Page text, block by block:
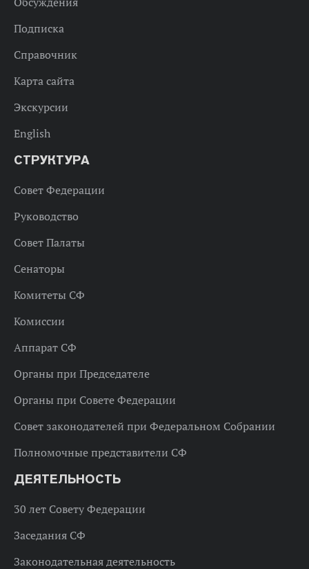
Подписка
Справочник
Карта сайта
Экскурсии
English
СТРУКТУРА
Совет Федерации
Руководство
Совет Палаты
Сенаторы
Комитеты СФ
Комиссии
Аппарат СФ
Органы при Председателе
Органы при Совете Федерации
Совет законодателей при Федеральном Собрании
Полномочные представители СФ
ДЕЯТЕЛЬНОСТЬ
30 лет Совету Федерации
Заседания СФ
Законодательная деятельность